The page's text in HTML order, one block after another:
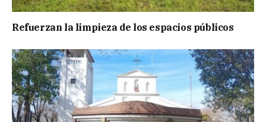
Refuerzan la limpieza de los espacios públicos